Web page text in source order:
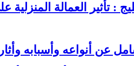
: تأثير العمالة المنزلية
عن أنواعه وأسبابه